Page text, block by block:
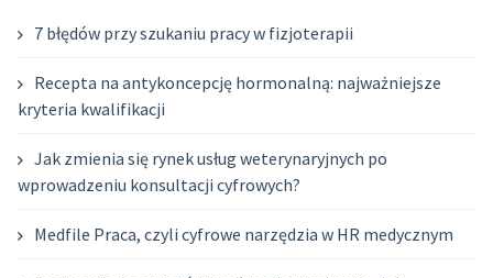
7 błędów przy szukaniu pracy w fizjoterapii
Recepta na antykoncepcję hormonalną: najważniejsze
kryteria kwalifikacji
Jak zmienia się rynek usług weterynaryjnych po
wprowadzeniu konsultacji cyfrowych?
Medfile Praca, czyli cyfrowe narzędzia w HR medycznym